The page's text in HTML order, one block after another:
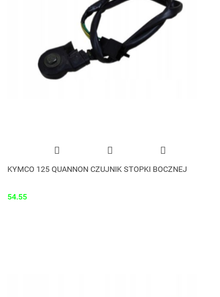
KYMCO 125 QUANNON CZUJNIK STOPKI BOCZNEJ
54.55